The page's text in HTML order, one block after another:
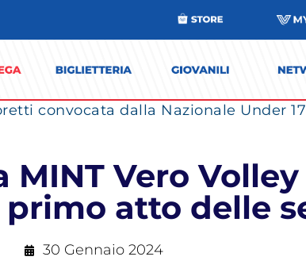
convocata dalla Nazionale Under
MINT Vero
primo atto delle
30 Gennaio 2024